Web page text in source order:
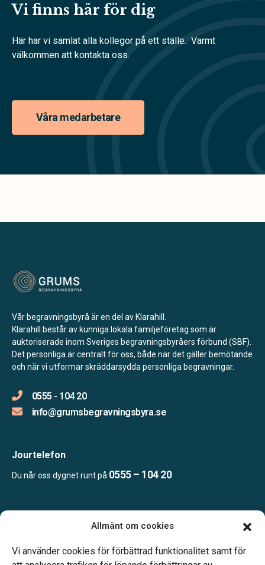
Allmänt om cookies
Vi använder cookies för förbättrad funktionalitet samt för
Vi finns här för dig
Här har vi samlat alla kollegor på ett ställe. Varmt
välkommen att kontakta oss.
Våra medarbetare
Vår begravningsbyrå är en del av Klarahill.
Klarahill består av kunniga lokala familjeföretag som är
auktoriserade inom Sveriges begravningsbyråers förbund (SBF).
Det personliga är centralt för oss, både när det gäller bemötande
och när vi utformar skräddarsydda personliga begravningar.
0555 - 104 20
info@grumsbegravningsbyra.se
Jourtelefon
Du når oss dygnet runt på 0555 – 104 20
Telefonjour dygnet runt.